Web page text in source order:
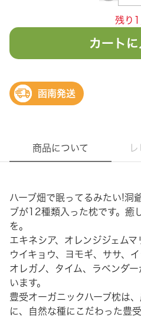
残り
カート
函南発送
商品について
ハーブ畑で眠ってるみたい!洞
ブが12種類入った枕です。癒
を。
エキネシア、オレンジジェムマ
ウイキョウ、ヨモギ、ササ、
オレガノ、タイム、ラベンダ
います。
豊受オーガニックハーブ枕は
に、自然な種にこだわった豊